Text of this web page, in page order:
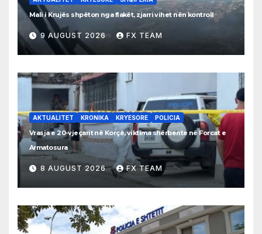
Mali i Krujës shpëton nga flakët, zjarri vihet nën kontroll
9 AUGUST 2026 FX TEAM
AKTUALITET KRONIKA KRYESORE POLICIA
Vrasja e 20-vjeçarit në Korçë, viktima shërbente në Forcat e
Armatosura
8 AUGUST 2026 FX TEAM